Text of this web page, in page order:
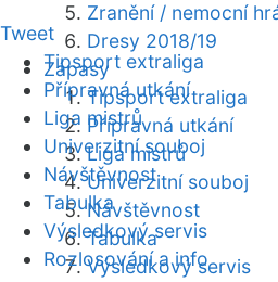
Zranění / nemocní
Dresy 2018/19
Zápasy
Tipsport extraliga
Přípravná utkání
Liga mistrů
Univerzitní souboj
Návštěvnost
Tabulka
Výsledkový servis
Tweet
Tipsport extraliga
Přípravná utkání
Liga mistrů
Univerzitní souboj
Návštěvnost
Tabulka
Výsledkový servis
Rozlosování a info